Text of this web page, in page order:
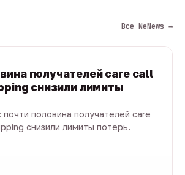
Все NeNews →
получателей care call
снизили лимиты
половина получателей care
снизили лимиты потерь.